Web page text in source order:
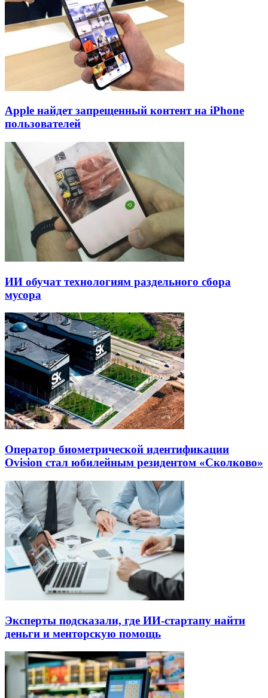
Apple найдет запрещенный контент на iPhone
пользователей
ИИ обучат технологиям раздельного сбора
мусора
Оператор биометрической идентификации
Ovision стал юбилейным резидентом «Сколково»
Эксперты подсказали, где ИИ-стартапу найти
деньги и менторскую помощь